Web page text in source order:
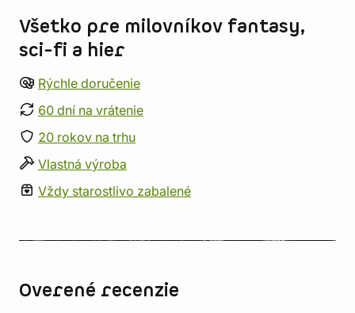
Všetko pre milovníkov fantasy,
sci-fi a hier
Rýchle doručenie
60 dní na vrátenie
20 rokov na trhu
Vlastná výroba
Vždy starostlivo zabalené
Overené recenzie